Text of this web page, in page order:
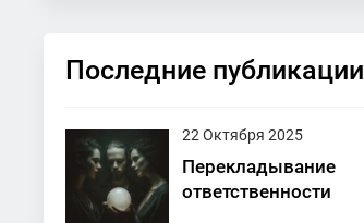
Последние публикации
22 Октября 2025
Перекладывание
ответственности